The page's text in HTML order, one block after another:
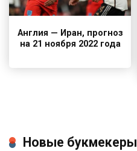
Англия — Иран, прогноз
на 21 ноября 2022 года
Новые букмекеры